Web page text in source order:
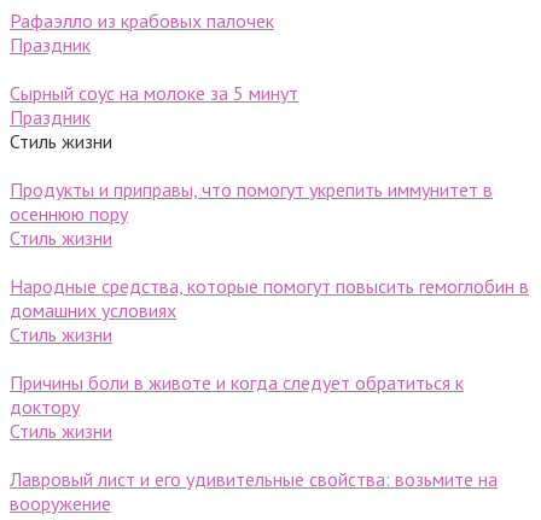
Рафаэлло из крабовых палочек
Праздник
Сырный соус на молоке за 5 минут
Праздник
Стиль жизни
Продукты и приправы, что помогут укрепить иммунитет в
осеннюю пору
Стиль жизни
Народные средства, которые помогут повысить гемоглобин в
домашних условиях
Стиль жизни
Причины боли в животе и когда следует обратиться к
доктору
Стиль жизни
Лавровый лист и его удивительные свойства: возьмите на
вооружение